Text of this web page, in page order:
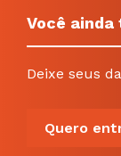
Você ainda
Deixe seus
Quero